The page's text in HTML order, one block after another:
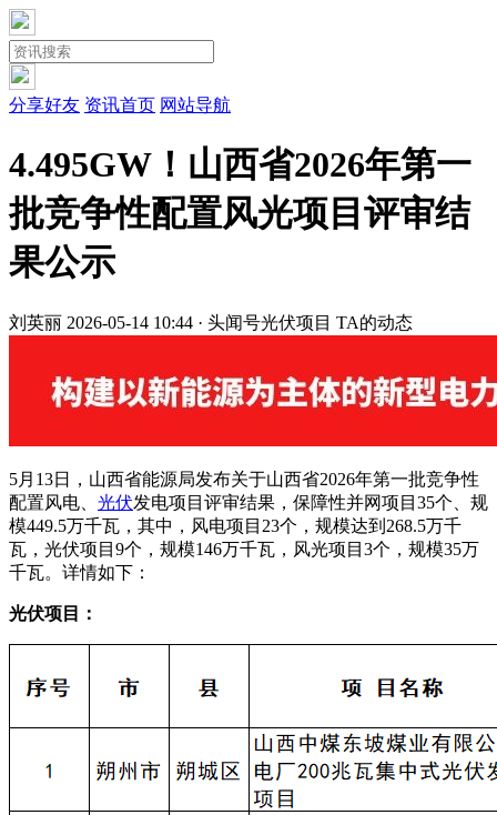
分享好友 资讯首页 网站导航
4.495GW！山西省2026年第一
批竞争性配置风光项目评审结
果公示
刘英丽 2026-05-14 10:44 · 头闻号光伏项目 TA的动态
5月13日，山西省能源局发布关于山西省2026年第一批竞争性
配置风电、 光伏发电项目评审结果，保障性并网项目35个、规
模449.5万千瓦，其中，风电项目23个，规模达到268.5万千
瓦，光伏项目9个，规模146万千瓦，风光项目3个，规模35万
千瓦。详情如下：
光伏项目：